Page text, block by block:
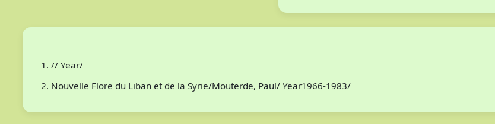
// Year/
Nouvelle Flore du Liban et de la Syrie/Mouterde, Paul/ Year1966-1983/